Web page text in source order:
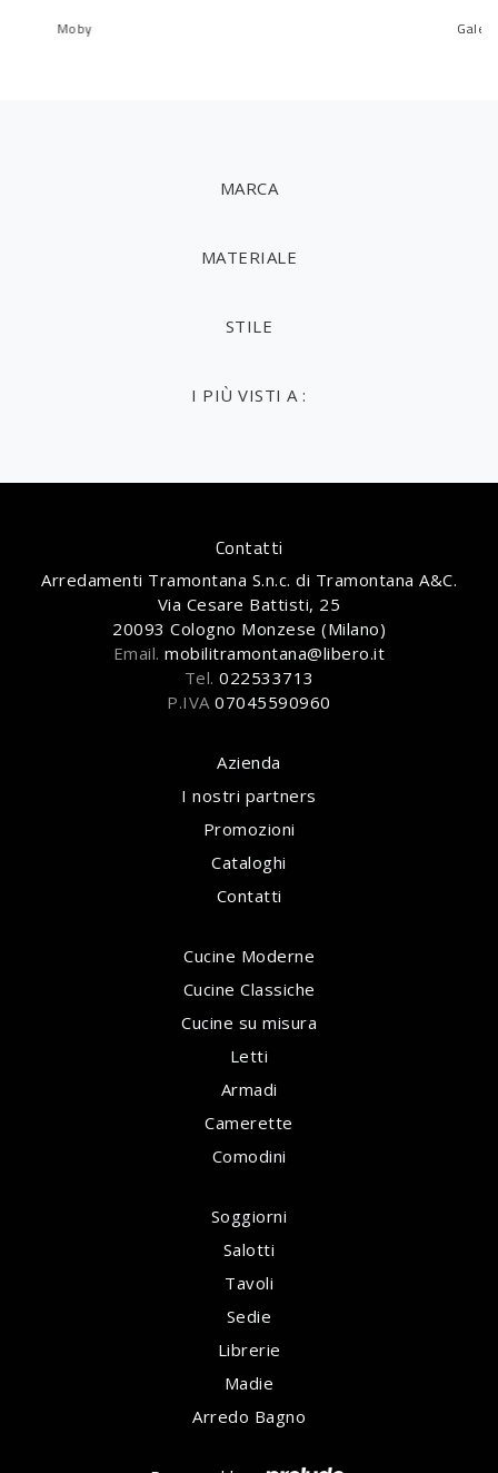
Moby Galen
MARCA
MATERIALE
STILE
I PIÙ VISTI A :
Contatti
Arredamenti Tramontana S.n.c. di Tramontana A&C.
Via Cesare Battisti, 25
20093 Cologno Monzese (Milano)
Email.mobilitramontana@libero.it
Tel. 022533713
P.IVA07045590960
Azienda
I nostri partners
Promozioni
Cataloghi
Contatti
Cucine Moderne
Cucine Classiche
Cucine su misura
Letti
Armadi
Camerette
Comodini
Soggiorni
Salotti
Tavoli
Sedie
Librerie
Madie
Arredo Bagno